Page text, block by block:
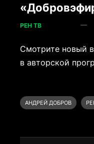
РЕН ТВ —
Смотрите новый
в авторской
АНДРЕЙ ДОБРОВ